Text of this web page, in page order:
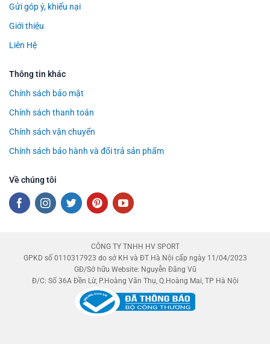
Gửi góp ý, khiếu nại
Giới thiệu
Liên Hệ
Thông tin khác
Chính sách bảo mật
Chính sách thanh toán
Chính sách vận chuyển
Chính sách bảo hành và đổi trả sản phẩm
Về chúng tôi
CÔNG TY TNHH HV SPORT
GPKD số 0110317923 do sở KH và ĐT Hà Nội cấp ngày 11/04/2023
GĐ/Sở hữu Website: Nguyễn Đăng Vũ
Đ/C: Số 36A Đền Lừ, P.Hoàng Văn Thụ, Q.Hoàng Mai, TP Hà Nội